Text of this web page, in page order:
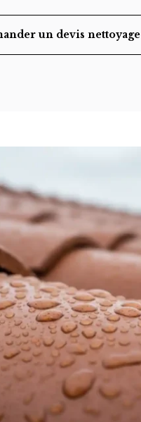
un devis nettoyage